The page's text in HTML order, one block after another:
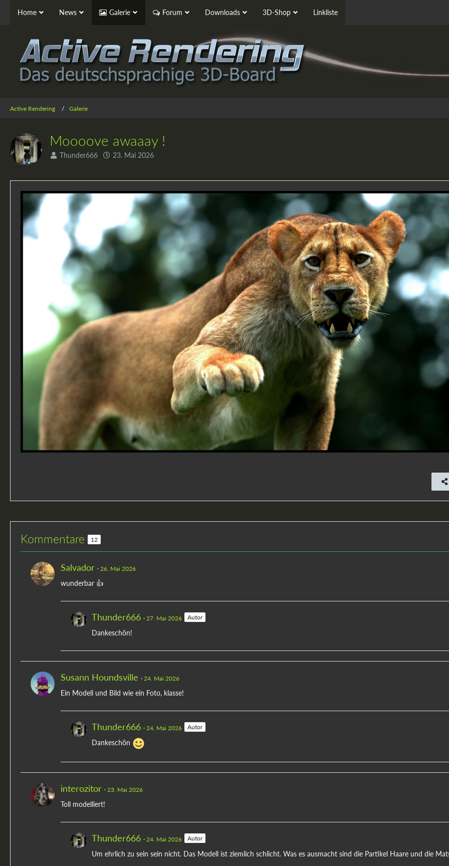
Home News Galerie Forum Downloads 3D-Shop Linkliste
Active Rendering Galerie
Moooove awaaay !
Thunder666 23. Mai 2026
Kommentare 12
Salvador 26. Mai 2026
wunderbar 👍
Thunder666 27. Mai 2026 Autor
Dankeschön!
Susann Houndsville 24. Mai 2026
Ein Modell und Bild wie ein Foto, klasse!
Thunder666 24. Mai 2026 Autor
Dankeschön
interozitor 23. Mai 2026
Toll modelliert!
Thunder666 24. Mai 2026 Autor
Um ehrlich zu sein sein nicht. Das Modell ist ziemlich schlicht. Was es ausmacht sind die Partikel Haare und die